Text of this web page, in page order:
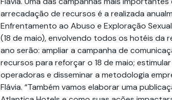
arrecadação de recursos é a realizada
Enfrentamento ao Abuso e Exploração
(18 de maio), envolvendo todos os hotéis da
ano serão: ampliar a campanha de
recursos para reforçar o 18 de maio;
operadoras e disseminar a metodologia
Flávia. “Também vamos elaborar uma